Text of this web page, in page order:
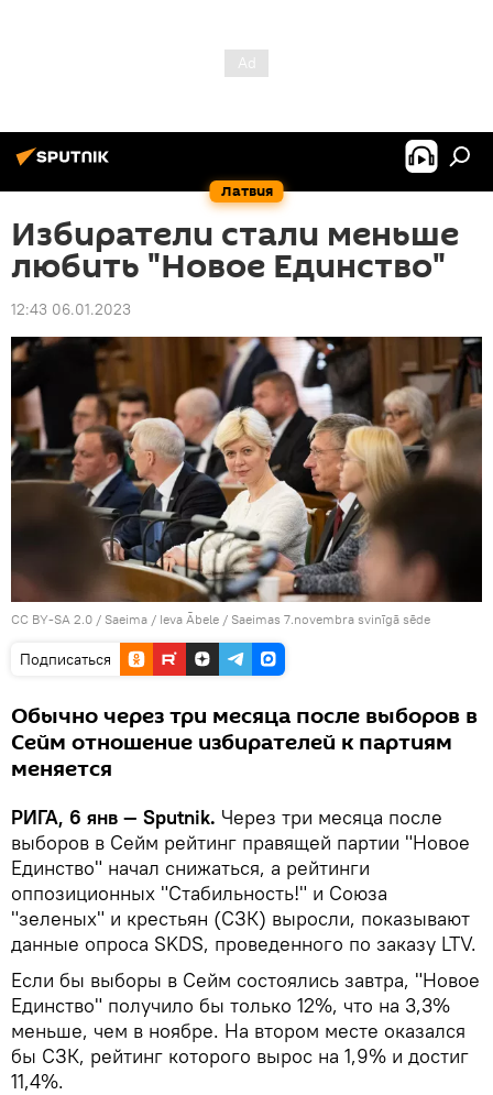
Латвия
Избиратели стали меньше
любить "Новое Единство"
12:43 06.01.2023
CC BY-SA 2.0 / Saeima / Ieva Ābele / Saeimas 7.novembra svinīgā sēde
Подписаться
Обычно через три месяца после выборов в
Сейм отношение избирателей к партиям
меняется
РИГА, 6 янв — Sputnik. Через три месяца после
выборов в Сейм рейтинг правящей партии "Новое
Единство" начал снижаться, а рейтинги
оппозиционных "Стабильность!" и Союза
"зеленых" и крестьян (СЗК) выросли, показывают
данные опроса SKDS, проведенного по заказу LTV.
Если бы выборы в Сейм состоялись завтра, "Новое
Единство" получило бы только 12%, что на 3,3%
меньше, чем в ноябре. На втором месте оказался
бы СЗК, рейтинг которого вырос на 1,9% и достиг
11,4%.